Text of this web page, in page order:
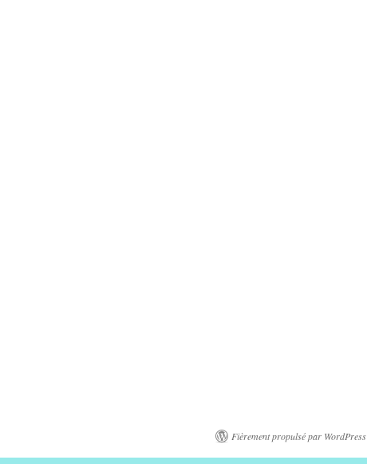
Fièrement propulsé par WordPress